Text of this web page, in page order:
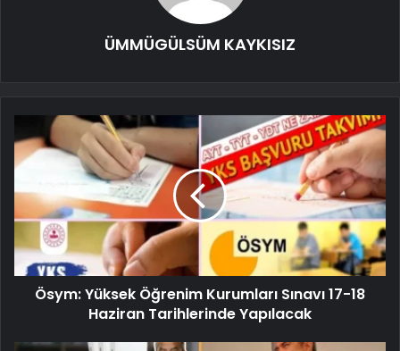
ÜMMÜGÜLSÜM KAYKISIZ
Ösym: Yüksek Öğrenim Kurumları Sınavı 17-18
Haziran Tarihlerinde Yapılacak